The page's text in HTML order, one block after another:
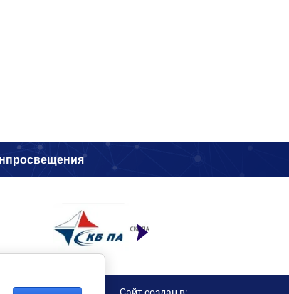
Сайт создан в: